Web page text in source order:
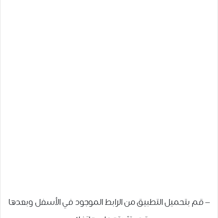
– قم بتحميل التطبيق من الرابط الموجود في الأسفل وبعدها